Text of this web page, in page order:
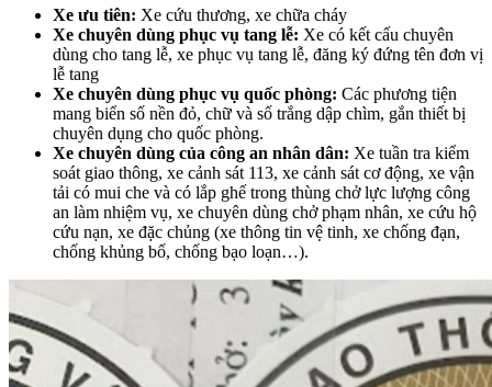
Xe ưu tiên: Xe cứu thương, xe chữa cháy
Xe chuyên dùng phục vụ tang lễ: Xe có kết cấu chuyên
dùng cho tang lễ, xe phục vụ tang lễ, đăng ký đứng tên đơn vị
lễ tang
Xe chuyên dùng phục vụ quốc phòng: Các phương tiện
mang biển số nền đỏ, chữ và số trắng dập chìm, gắn thiết bị
chuyên dụng cho quốc phòng.
Xe chuyên dùng của công an nhân dân: Xe tuần tra kiểm
soát giao thông, xe cảnh sát 113, xe cảnh sát cơ động, xe vận
tải có mui che và có lắp ghế trong thùng chở lực lượng công
an làm nhiệm vụ, xe chuyên dùng chở phạm nhân, xe cứu hộ
cứu nạn, xe đặc chủng (xe thông tin vệ tinh, xe chống đạn,
chống khủng bố, chống bạo loạn…).